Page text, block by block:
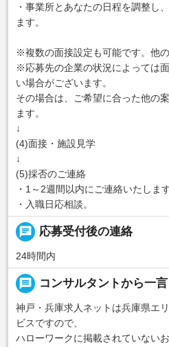
・事業所とあなたの日程を調整し
ます。
※複数の面接設定も可能です。他
※応募先の企業の状況によっては
い場合がございます。
その場合は、ご希望に合った他の
ます。
↓
(4)面接・施設見学
↓
(5)採否のご連絡
・1～2週間以内にご連絡いたします
・入職日応相談。
chat 応募受付後の連絡
24時間内
message コンサルタントから一言
神戸・兵庫求人ネットは兵庫県エ
ビスですので、
ハローワークに掲載されていない